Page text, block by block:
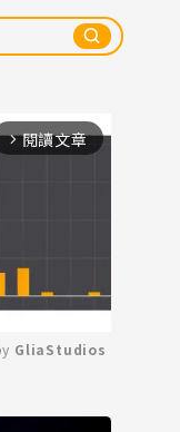
arrow_forward_ios 閱讀文章
Mute
GliaStudios